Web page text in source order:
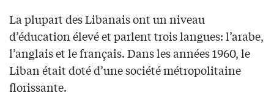
La plupart des Libanais ont un niveau
d’éducation élevé et parlent trois langues: l’arabe,
l’anglais et le français. Dans les années 1960, le
Liban était doté d’une société métropolitaine
florissante.